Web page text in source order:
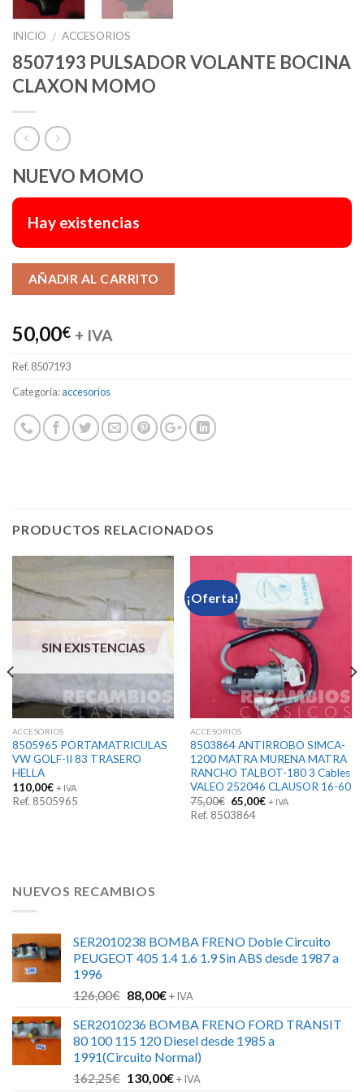
INICIO / ACCESORIOS
8507193 PULSADOR VOLANTE BOCINA
CLAXON MOMO
NUEVO MOMO
Hay existencias
AÑADIR AL CARRITO
50,00€ + IVA
Ref. 8507193
Categoría:accesorios
PRODUCTOS RELACIONADOS
SIN EXISTENCIAS
ACCESORIOS
8505965 PORTAMATRICULAS
VW GOLF-II 83 TRASERO
HELLA
110,00€ + IVA
Ref. 8505965
¡Oferta!
ACCESORIOS
8503864 ANTIRROBO SIMCA-
1200 MATRA MURENA MATRA
RANCHO TALBOT-180 3 Cables
VALEO 252046 CLAUSOR 16-60
75,00€ El
precio
original
65,00€El+ IVA
Ref. 8503864
NUEVOS RECAMBIOS
SER2010238 BOMBA FRENO Doble Circuito
PEUGEOT 405 1.4 1.6 1.9 Sin ABS desde 1987 a
1996
126,00€ El
original
era:
126,00€.
88,00€El
actual
es:
88,00€.
+ IVA
SER2010236 BOMBA FRENO FORD TRANSIT
80 100 115 120 Diesel desde 1985 a
1991(Circuito Normal)
162,25€ El
130,00€El+ IVA